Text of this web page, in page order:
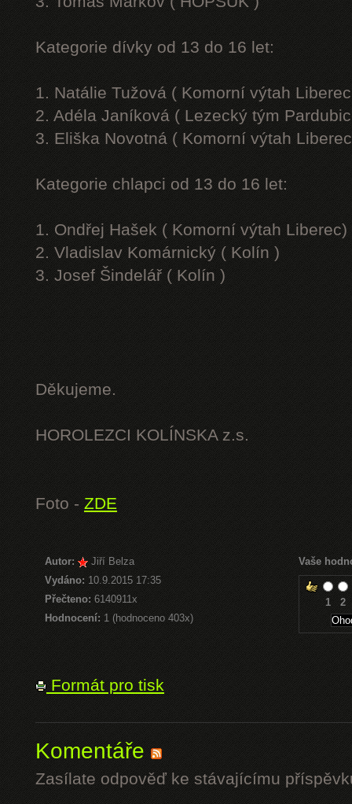
Kategorie dívky od 13 do 16 let:
1. Natálie Tužová ( Komorní výtah
2. Adéla Janíková ( Lezecký tým
3. Eliška Novotná ( Komorní výtah
Kategorie chlapci od 13 do 16 let:
1. Ondřej Hašek ( Komorní výtah Liberec)
2. Vladislav Komárnický ( Kolín )
3. Josef Šindelář ( Kolín )
Děkujeme.
HOROLEZCI KOLÍNSKA z.s.
Foto - ZDE
Autor:
Jiří Belza
Vydáno: 10.9.2015 17:35
Přečteno:6140911x
Hodnocení: 1 (hodnoceno 403x)
Vaše
1 2
Formát pro tisk
Komentáře
Zasílate odpověď ke stávajícímu